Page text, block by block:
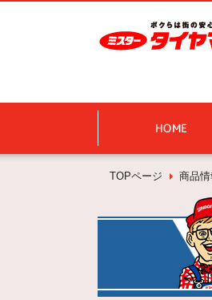
HOME
TOPページ 商品情